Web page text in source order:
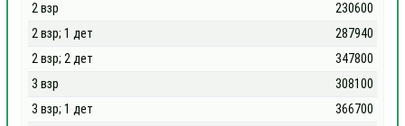
2 взр
230600
2 взр; 1 дет
287940
2 взр; 2 дет
347800
3 взр
308100
3 взр; 1 дет
366700